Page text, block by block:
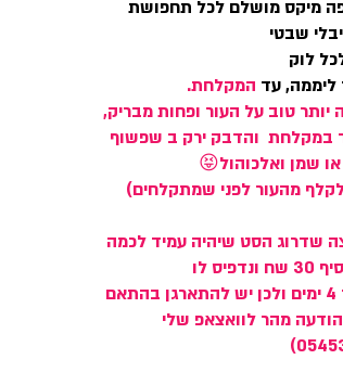
מיקס מושלם לכל תחפושת
שבטי
לוק
ליממה, עד המקלחת.
יותר טוב על העור ופחות מבריק,
במקלחת והדבק ירק ב שפשוף
שמן ואלכוהול😝
מהעור לפני שמתקלחים)
שדרוג הסט שיהיה עמיד לכמה
לו
לוקח עד 4 ימים ולכן יש להתארגן בהתאם
מהר לוואצאפ שלי